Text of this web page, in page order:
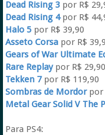
Dead Rising 3por R$
Dead Rising 4por R$
Halo 5por R$ 39,90
Asseto Corsa por R$
Gears of War Ultimate
Rare Replay por R$ 29,90
Tekken 7por R$ 119,90
Sombras de Mordor por
Metal Gear Solid V The
Para PS4: